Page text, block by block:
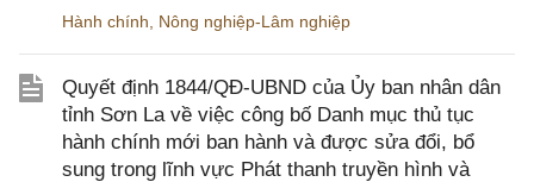
Hành chính Nông nghiệp-Lâm nghiệp
Quyết định 1844/QĐ-UBND của Ủy ban nhân dân
tỉnh Sơn La về việc công bố Danh mục thủ tục
hành chính mới ban hành và được sửa đổi, bổ
sung trong lĩnh vực Phát thanh truyền hình và